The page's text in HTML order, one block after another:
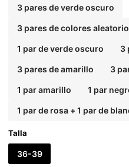
3 pares de verde oscuro
3 pares de colores
1 par de verde oscuro 3
3 pares de amarillo 3
1 par amarillo 1 par
1 par de rosa + 1 par de
Talla
36-39